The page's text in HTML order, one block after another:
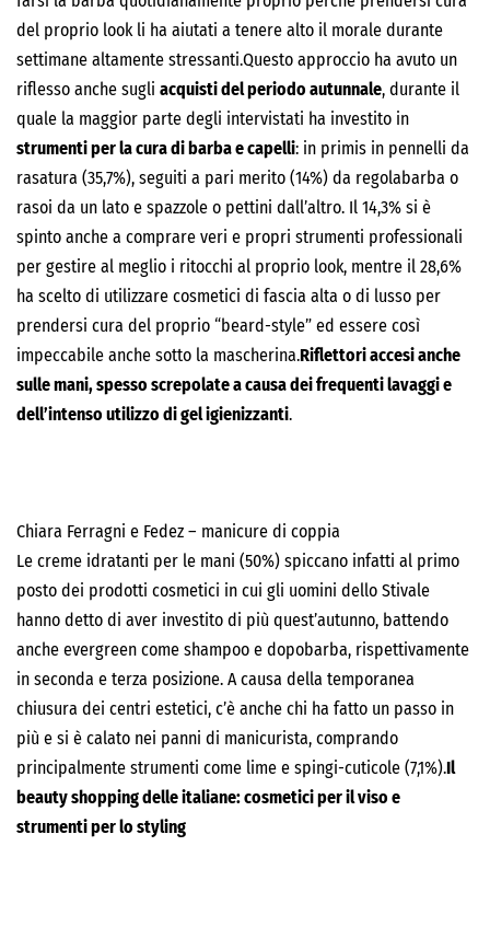
del proprio look li ha aiutati a tenere alto il morale durante
settimane altamente stressanti.Questo approccio ha avuto un
riflesso anche sugli acquisti del periodo autunnale, durante il
quale la maggior parte degli intervistati ha investito in
strumenti per la cura di barba e capelli: in primis in pennelli da
rasatura (35,7%), seguiti a pari merito (14%) da regolabarba o
rasoi da un lato e spazzole o pettini dall’altro. Il 14,3% si è
spinto anche a comprare veri e propri strumenti professionali
per gestire al meglio i ritocchi al proprio look, mentre il 28,6%
ha scelto di utilizzare cosmetici di fascia alta o di lusso per
prendersi cura del proprio “beard-style” ed essere così
impeccabile anche sotto la mascherina.Riflettori accesi anche
sulle mani, spesso screpolate a causa dei frequenti lavaggi e
dell’intenso utilizzo di gel igienizzanti.
Chiara Ferragni e Fedez – manicure di coppia
Le creme idratanti per le mani (50%) spiccano infatti al primo
posto dei prodotti cosmetici in cui gli uomini dello Stivale
hanno detto di aver investito di più quest’autunno, battendo
anche evergreen come shampoo e dopobarba, rispettivamente
in seconda e terza posizione. A causa della temporanea
chiusura dei centri estetici, c’è anche chi ha fatto un passo in
più e si è calato nei panni di manicurista, comprando
principalmente strumenti come lime e spingi-cuticole (7,1%).Il
beauty shopping delle italiane: cosmetici per il viso e
strumenti per lo styling